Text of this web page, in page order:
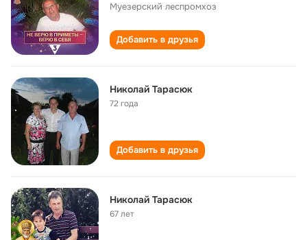
Муезерский леспромхоз
Добавить в друзья
Николай Тарасюк
72 года
Добавить в друзья
Николай Тарасюк
67 лет